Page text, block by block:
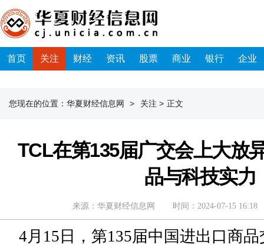
首页 关注 财经 资讯 股票 商业 银行 企业
您现在的位置： 华夏财经信息网 > 关注 > 正文
TCL在第135届广交会上大放
品与科技实力
来源：华夏财经信息网 时间：2024-07-15 16:18
4月15日，第135届中国进出口商